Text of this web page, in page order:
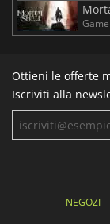
Ottieni le offerte
Iscriviti alla
NEGOZI